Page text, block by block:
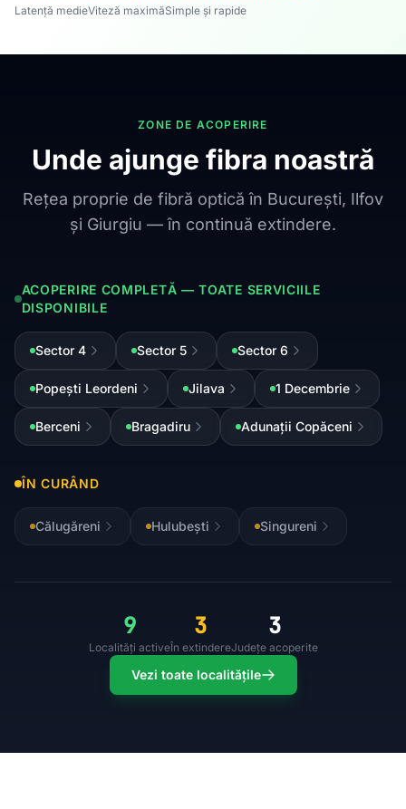
Latență medieViteză maximăSimple și rapide
ZONE DE ACOPERIRE
Unde ajunge fibra noastră
Rețea proprie de fibră optică în București, Ilfov
și Giurgiu — în continuă extindere.
ACOPERIRE COMPLETĂ — TOATE SERVICIILE
DISPONIBILE
Sector 4 Sector 5 Sector 6
Popești Leordeni Jilava 1 Decembrie
Berceni Bragadiru Adunații Copăceni
ÎN CURÂND
Călugăreni Hulubești Singureni
9
Localități active
3
În extindere
3
Județe acoperite
Vezi toate localitățile